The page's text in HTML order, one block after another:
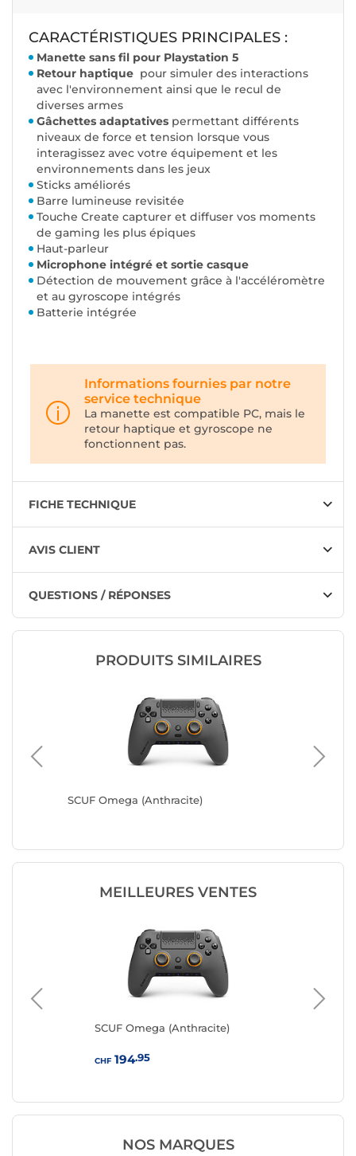
CARACTÉRISTIQUES PRINCIPALES :
Manette sans fil pour Playstation 5
Retour haptique pour simuler des interactions
avec l'environnement ainsi que le recul de
diverses armes
Gâchettes adaptatives permettant différents
niveaux de force et tension lorsque vous
interagissez avec votre équipement et les
environnements dans les jeux
Sticks améliorés
Barre lumineuse revisitée
Touche Create capturer et diffuser vos moments
de gaming les plus épiques
Haut-parleur
Microphone intégré et sortie casque
Détection de mouvement grâce à l'accéléromètre
et au gyroscope intégrés
Batterie intégrée
Informations fournies par notre
service technique
La manette est compatible PC, mais le
retour haptique et gyroscope ne
fonctionnent pas.
FICHE TECHNIQUE
AVIS CLIENT
QUESTIONS / RÉPONSES
PRODUITS SIMILAIRES
SCUF Omega (Anthracite)
MEILLEURES VENTES
SCUF Omega (Anthracite)
CHF194.95
NOS MARQUES